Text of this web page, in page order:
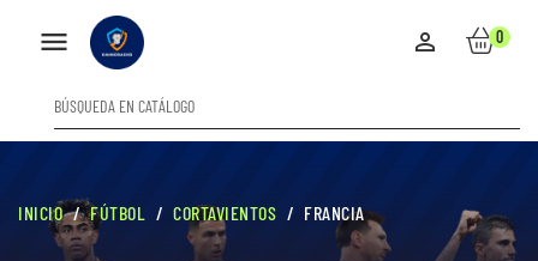
 0

INICIO FÚTBOL CORTAVIENTOS FRANCIA